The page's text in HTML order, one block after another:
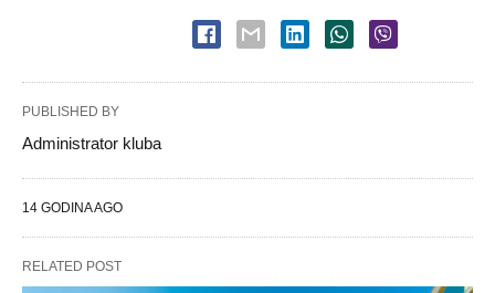
PUBLISHED BY
Administrator kluba
14 GODINA AGO
RELATED POST